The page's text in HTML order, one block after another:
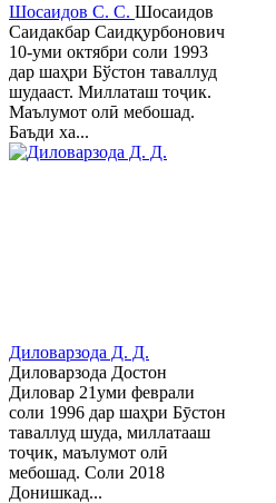
Шосаидов С. С. Шосаидов
Саидакбар Саидқурбонович
10-уми октябри соли 1993
дар шаҳри Бўстон таваллуд
шудааст. Миллаташ тоҷик.
Маълумот олӣ мебошад.
Баъди ха...
Диловарзода Д. Д.
Диловарзода Достон
Диловар 21уми феврали
соли 1996 дар шаҳри Бӯстон
таваллуд шуда, миллатааш
тоҷик, маълумот олӣ
мебошад. Соли 2018
Донишкад...